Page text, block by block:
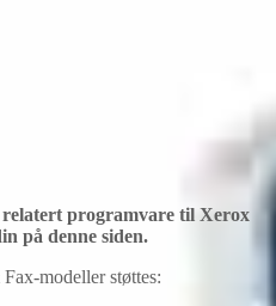
relatert programvare til Xerox
på denne siden.
modeller støttes: